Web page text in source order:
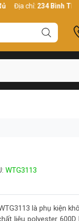
234 Bình Thới, P10,
WTG3113
là phụ kiện
liệu polyester 600D